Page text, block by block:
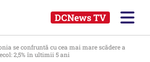
DCNews TV
se confruntă cu cea mai mare scădere a
2,5% în ultimii 5 ani